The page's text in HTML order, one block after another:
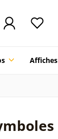
Affiches